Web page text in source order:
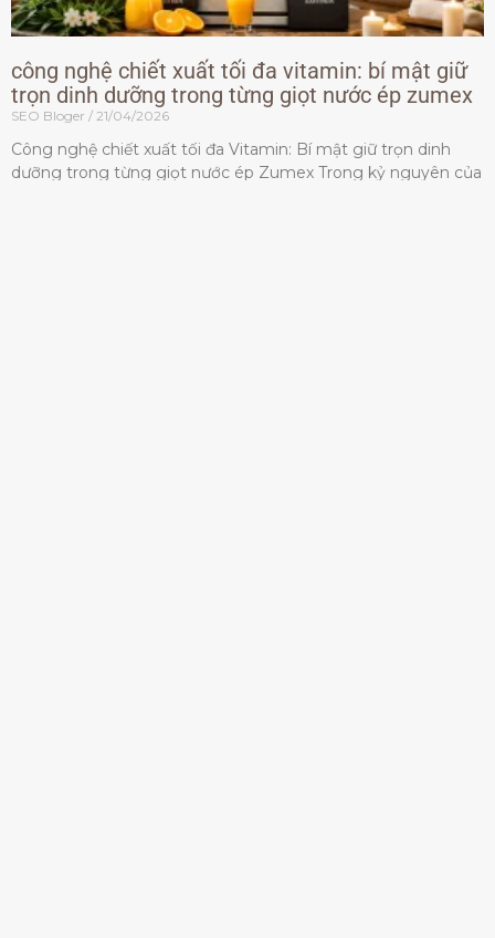
công nghệ chiết xuất tối đa vitamin: bí mật giữ
trọn dinh dưỡng trong từng giọt nước ép zumex
SEO Bloger 21/04/2026
Công nghệ chiết xuất tối đa Vitamin: Bí mật giữ trọn dinh
dưỡng trong từng giọt nước ép Zumex Trong kỷ nguyên của